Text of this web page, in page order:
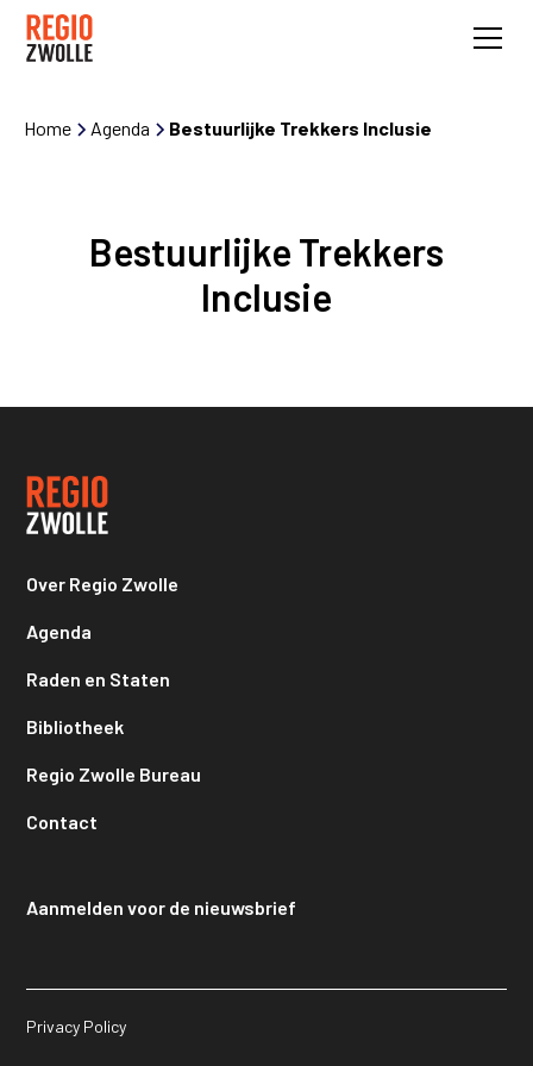
Home Agenda Bestuurlijke Trekkers Inclusie
Bestuurlijke Trekkers
Inclusie
Over Regio Zwolle
Agenda
Raden en Staten
Bibliotheek
Regio Zwolle Bureau
Contact
Aanmelden voor de nieuwsbrief
Privacy Policy